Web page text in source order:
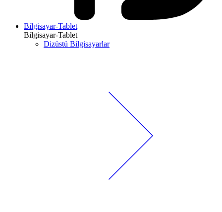
Bilgisayar-Tablet
Bilgisayar-Tablet
Dizüstü Bilgisayarlar